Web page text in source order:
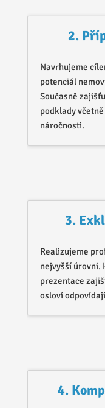
2.
Navrhujeme
potenciál
Současně
podklady
náročnosti.
3.
Realizujeme
nejvyšší úrovni.
prezentace
osloví
4.